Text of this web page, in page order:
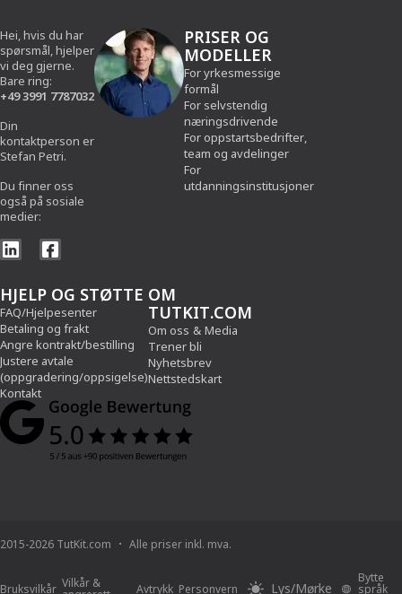
Hei, hvis du har
spørsmål, hjelper
vi deg gjerne.
Bare ring:
+49 3991 7787032
Din
kontaktperson er
Stefan Petri.
Du finner oss
også på sosiale
medier:
PRISER OG
MODELLER
For yrkesmessige
formål
For selvstendig
næringsdrivende
For oppstartsbedrifter,
team og avdelinger
For
utdanningsinstitusjoner
HJELP OG STØTTE
FAQ/Hjelpesenter
Betaling og frakt
Angre kontrakt/bestilling
Justere avtale
(oppgradering/oppsigelse)
Kontakt
OM
TUTKIT.COM
Om oss & Media
Trener bli
Nyhetsbrev
Nettstedskart
2015-2026 TutKit.com Alle priser inkl. mva.
Bruksvilkår Vilkår & Avtrykk Personvern Lys/Mørke
Bytte
språk